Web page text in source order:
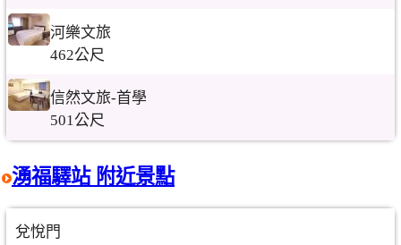
河樂文旅
462公尺
信然文旅-首學
501公尺
湧福驛站 附近景點
兌悅門